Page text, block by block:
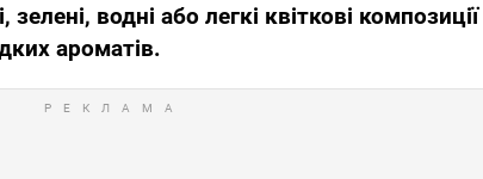
водні або легкі квіткові композиції
ароматів.